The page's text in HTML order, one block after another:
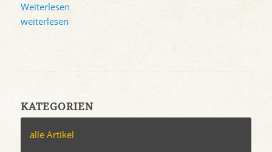
Weiterlesen
weiterlesen
KATEGORIEN
alle Artikel